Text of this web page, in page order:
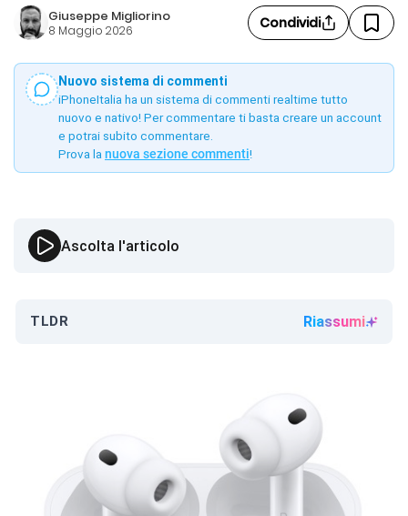
Giuseppe Migliorino
8 Maggio 2026 Condividi
Nuovo sistema di commenti
iPhoneItalia ha un sistema di commenti realtime tutto
nuovo e nativo! Per commentare ti basta creare un account
e potrai subito commentare.
Prova la nuova sezione commenti!
Ascolta l'articolo
TLDR Riassumi